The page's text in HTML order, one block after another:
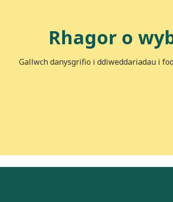
Rhagor o
Gallwch danysgrifio i ddiweddariadau i